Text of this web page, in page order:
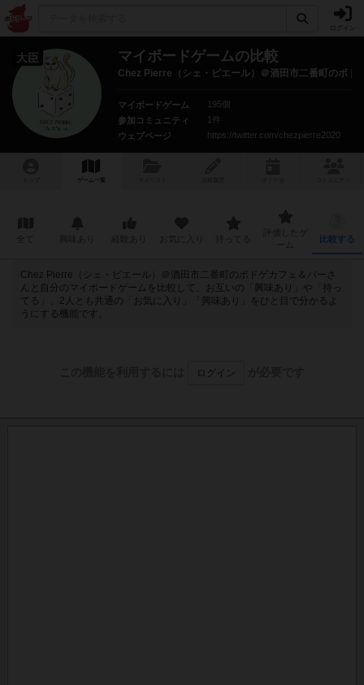
大臣 マイボードゲームの比較
Chez Pierre（シェ・ピエール）＠酒田市二番町のボド
マイボードゲーム
195個
参加コミュニティ
1件
ウェブページ
https://twitter.com/chezpierre2020
ゲーム一覧
比較する
Chez Pierre（シェ・ピエール）＠酒田市二番町のボドゲカフェ＆バーさ
んと自分のマイボードゲームを比較して、お互いの「興味あり」や「持っ
てる」、2人とも共通の「お気に入り」「興味あり」をひと目で分かるよ
うにする機能です。
ログイン